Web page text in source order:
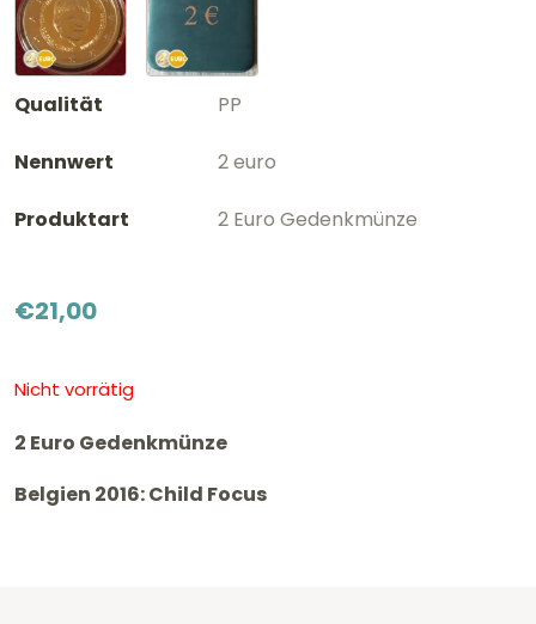
Qualität PP
Nennwert 2 euro
Produktart 2 Euro Gedenkmünze
€21,00
Nicht vorrätig
2 Euro Gedenkmünze
Belgien 2016: Child Focus